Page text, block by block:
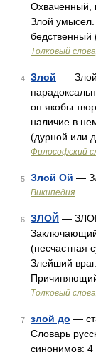
Охваченный,
Злой умысел.
бедственный
Толковый
4 Злой — Злой
он якобы
наличие в
(дурной или
Философский
5 Злой Ой —
Википедия
6 ЗЛОЙ —
(несчастная
Злейший
Толковый
7 злой до —
Словарь
синонимов: 4